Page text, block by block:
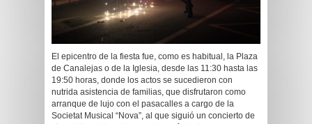
El epicentro de la fiesta fue, como es habitual, la Plaza
de Canalejas o de la Iglesia, desde las 11:30 hasta las
19:50 horas, donde los actos se sucedieron con
nutrida asistencia de familias, que disfrutaron como
arranque de lujo con el pasacalles a cargo de la
Societat Musical “Nova”, al que siguió un concierto de